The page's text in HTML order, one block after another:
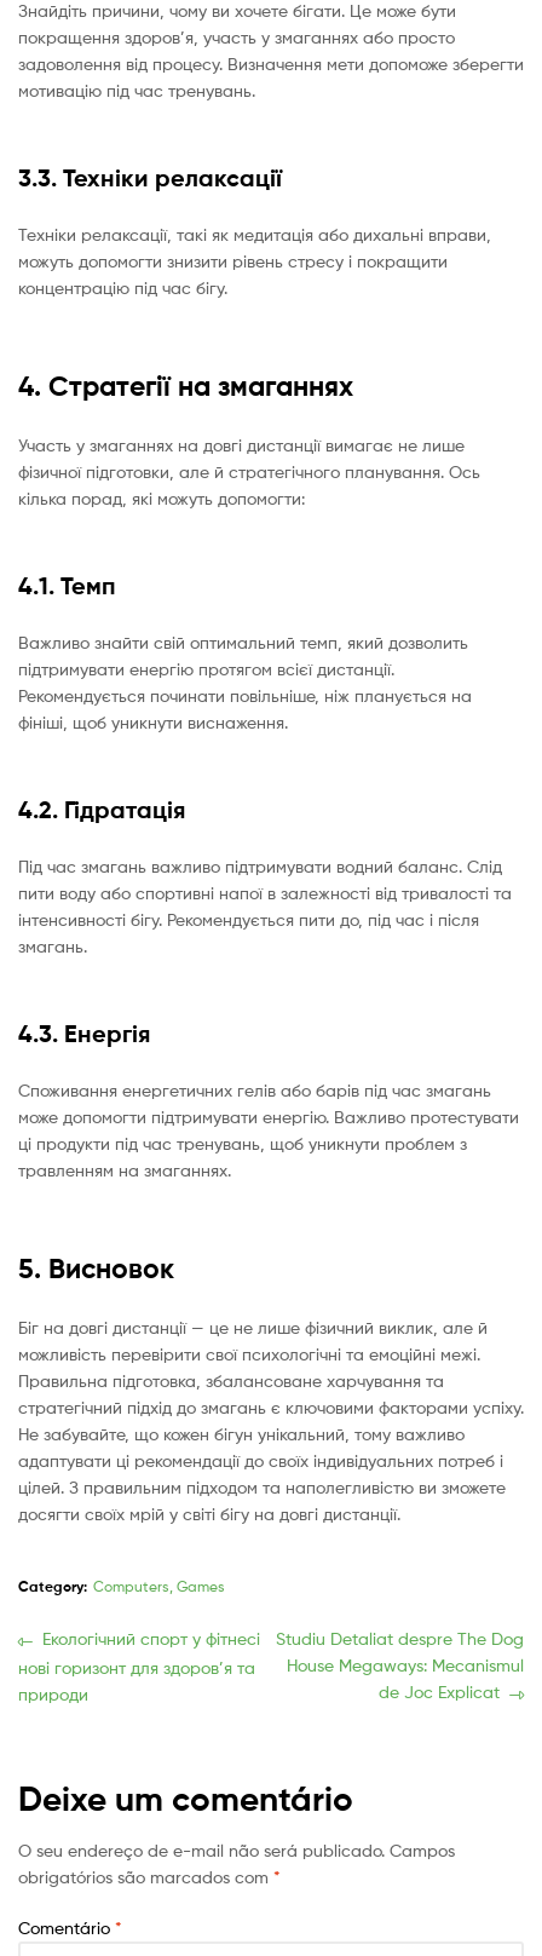
Знайдіть причини, чому ви хочете бігати. Це може бути
покращення здоров’я, участь у змаганнях або просто
задоволення від процесу. Визначення мети допоможе зберегти
мотивацію під час тренувань.
3.3. Техніки релаксації
Техніки релаксації, такі як медитація або дихальні вправи,
можуть допомогти знизити рівень стресу і покращити
концентрацію під час бігу.
4. Стратегії на змаганнях
Участь у змаганнях на довгі дистанції вимагає не лише
фізичної підготовки, але й стратегічного планування. Ось
кілька порад, які можуть допомогти:
4.1. Темп
Важливо знайти свій оптимальний темп, який дозволить
підтримувати енергію протягом всієї дистанції.
Рекомендується починати повільніше, ніж планується на
фініші, щоб уникнути виснаження.
4.2. Гідратація
Під час змагань важливо підтримувати водний баланс. Слід
пити воду або спортивні напої в залежності від тривалості та
інтенсивності бігу. Рекомендується пити до, під час і після
змагань.
4.3. Енергія
Споживання енергетичних гелів або барів під час змагань
може допомогти підтримувати енергію. Важливо протестувати
ці продукти під час тренувань, щоб уникнути проблем з
травленням на змаганнях.
5. Висновок
Біг на довгі дистанції — це не лише фізичний виклик, але й
можливість перевірити свої психологічні та емоційні межі.
Правильна підготовка, збалансоване харчування та
стратегічний підхід до змагань є ключовими факторами успіху.
Не забувайте, що кожен бігун унікальний, тому важливо
адаптувати ці рекомендації до своїх індивідуальних потреб і
цілей. З правильним підходом та наполегливістю ви зможете
досягти своїх мрій у світі бігу на довгі дистанції.
Category: Computers, Games
Navegação
de
Previous
post:
Екологічний спорт у фітнесі
нові горизонт для здоров’я та
природи
Próxima
publicação:
Studiu Detaliat despre The Dog
House Megaways: Mecanismul
de Joc Explicat
Deixe um comentário
O seu endereço de e-mail não será publicado. Campos
obrigatórios são marcados com *
Comentário *